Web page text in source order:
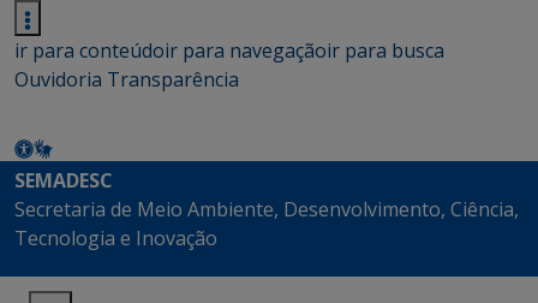
ir para conteúdoir para navegaçãoir para busca
Ouvidoria Transparência
SEMADESC
Secretaria de Meio Ambiente, Desenvolvimento, Ciência,
Tecnologia e Inovação